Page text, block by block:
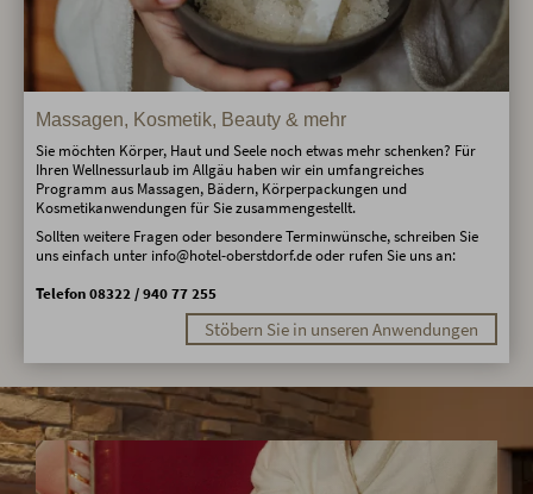
Massagen, Kosmetik, Beauty & mehr
Sie möchten Körper, Haut und Seele noch etwas mehr schenken? Für
Ihren Wellnessurlaub im Allgäu haben wir ein umfangreiches
Programm aus Massagen, Bädern, Körperpackungen und
Kosmetikanwendungen für Sie zusammengestellt.
Sollten weitere Fragen oder besondere Terminwünsche, schreiben Sie
uns einfach unter info@hotel-oberstdorf.de oder rufen Sie uns an:
Telefon 08322 / 940 77 255
Stöbern Sie in unseren Anwendungen